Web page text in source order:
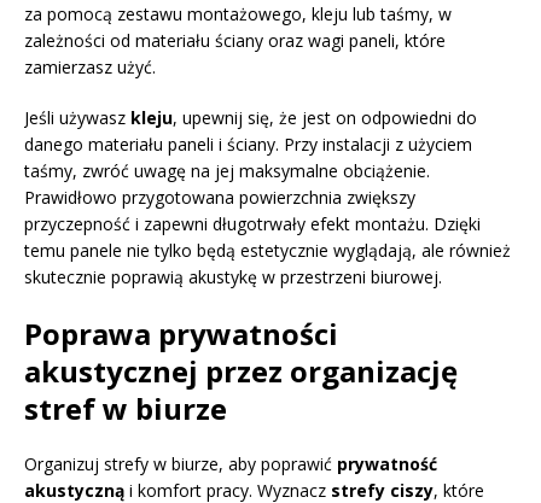
za pomocą zestawu montażowego, kleju lub taśmy, w
zależności od materiału ściany oraz wagi paneli, które
zamierzasz użyć.
Jeśli używasz kleju, upewnij się, że jest on odpowiedni do
danego materiału paneli i ściany. Przy instalacji z użyciem
taśmy, zwróć uwagę na jej maksymalne obciążenie.
Prawidłowo przygotowana powierzchnia zwiększy
przyczepność i zapewni długotrwały efekt montażu. Dzięki
temu panele nie tylko będą estetycznie wyglądają, ale również
skutecznie poprawią akustykę w przestrzeni biurowej.
Poprawa prywatności
akustycznej przez organizację
stref w biurze
Organizuj strefy w biurze, aby poprawić prywatność
akustyczną i komfort pracy. Wyznacz strefy ciszy, które